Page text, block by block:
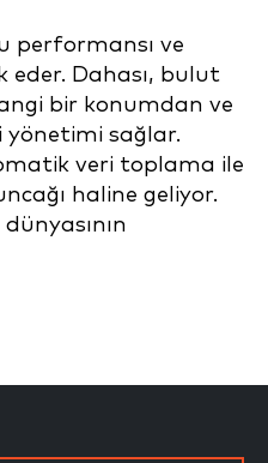
performansı ve
eder. Dahası, bulut
bir konumdan ve
yönetimi sağlar.
veri toplama ile
haline geliyor.